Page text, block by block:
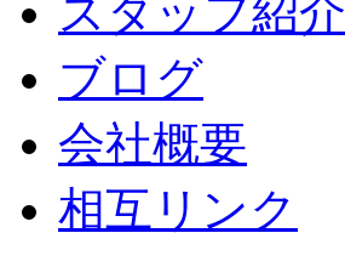
スタッフ紹介
ブログ
会社概要
相互リンク